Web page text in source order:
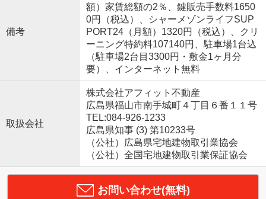
備考
額）家賃総額の2％、鍵販売手数料1650
0円（税込）、シャーメゾンライフSUP
PORT24（月額）1320円（税込）、クリ
ーニング特約料107140円、駐車場1台込
（駐車場2台目3300円・敷金1ヶ月分
要）、インターネット無料
取扱会社
株式会社アフィット不動産
広島県福山市南手城町４丁目６番１１号
TEL:084-926-1233
広島県知事 (3) 第10233号
（公社）広島県宅地建物取引業協会
（公社）全国宅地建物取引業保証協会
お問い合わせ(無料)